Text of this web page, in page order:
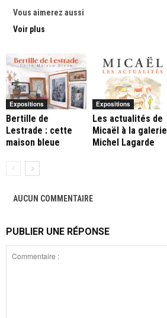
Vous aimerez aussi
Voir plus
Expositions
Bertille de
Lestrade : cette
maison bleue
Expositions
Les actualités de
Micaël à la galerie
Michel Lagarde
AUCUN COMMENTAIRE
PUBLIER UNE RÉPONSE